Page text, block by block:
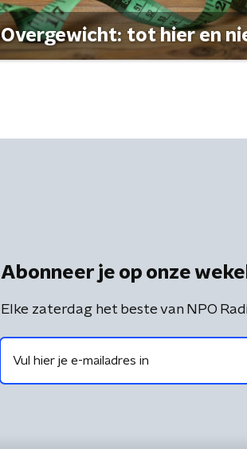
Overgewicht: tot hier en
Abonneer je op onze
Elke zaterdag het beste van NPO